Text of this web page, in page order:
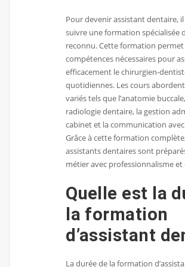
Pour devenir assistant dentaire,
suivre une formation spécialisée
reconnu. Cette formation permet
compétences nécessaires pour
efficacement le chirurgien-
quotidiennes. Les cours
variés tels que l’anatomie
radiologie dentaire, la gestion
cabinet et la communication
Grâce à cette formation
assistants dentaires sont
métier avec professionnalisme
Quelle est la
la formation
d’assistant
La durée de la formation